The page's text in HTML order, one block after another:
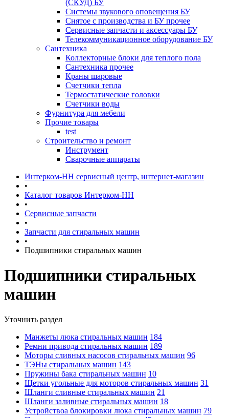
(СКУД) БУ
Системы звукового оповещения БУ
Снятое с производства и БУ прочее
Сервисные запчасти и аксессуары БУ
Телекоммуникационное оборудование БУ
Сантехника
Коллекторные блоки для теплого пола
Сантехника прочее
Краны шаровые
Счетчики тепла
Термоcтатические головки
Счетчики воды
Фурнитура для мебели
Прочие товары
test
Строительство и ремонт
Инструмент
Сварочные аппараты
Интерком-НН сервисный центр, интернет-магазин
•
Каталог товаров Интерком-НН
•
Сервисные запчасти
•
Запчасти для стиральных машин
•
Подшипники стиральных машин
Подшипники стиральных
машин
Уточнить раздел
Манжеты люка стиральных машин 184
Ремни привода стиральных машин 189
Моторы сливных насосов стиральных машин 96
ТЭНы стиральных машин 143
Пружины бака стиральных машин 10
Щетки угольные для моторов стиральных машин 31
Шланги сливные стиральных машин 21
Шланги заливные стиральных машин 18
Устройствоа блокировки люка стиральных машин 79